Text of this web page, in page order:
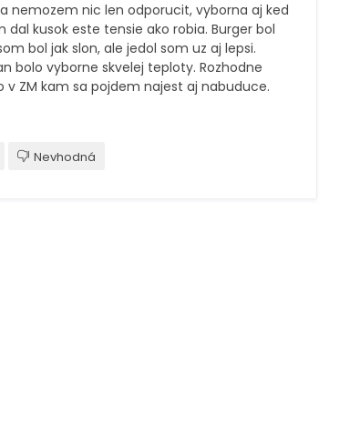
nemozem nic len odporucit, vyborna aj ked
dal kusok este tensie ako robia. Burger bol
bol jak slon, ale jedol som uz aj lepsi.
bolo vyborne skvelej teploty. Rozhodne
v ZM kam sa pojdem najest aj nabuduce.
Nevhodná